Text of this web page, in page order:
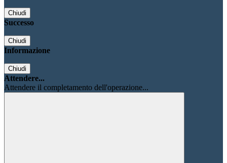
Chiudi
Successo
Chiudi
Informazione
Chiudi
Attendere...
Attendere il completamento dell'operazione...